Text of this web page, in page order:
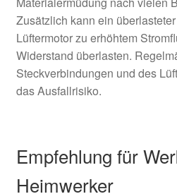
Zusätzlich kann ein
Lüftermotor zu erhöhtem
Widerstand überlasten.
Steckverbindungen und des
das Ausfallrisiko.
Empfehlung für
Heimwerker